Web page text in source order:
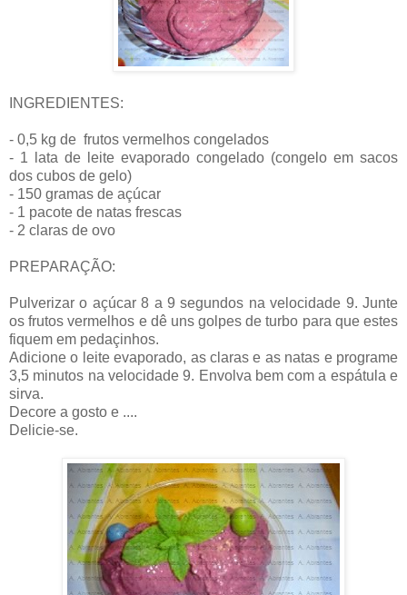
INGREDIENTES:
- 0,5 kg de frutos vermelhos congelados
- 1 lata de leite evaporado congelado (congelo em sacos
dos cubos de gelo)
- 150 gramas de açúcar
- 1 pacote de natas frescas
- 2 claras de ovo
PREPARAÇÃO:
Pulverizar o açúcar 8 a 9 segundos na velocidade 9. Junte
os frutos vermelhos e dê uns golpes de turbo para que estes
fiquem em pedaçinhos.
Adicione o leite evaporado, as claras e as natas e programe
3,5 minutos na velocidade 9. Envolva bem com a espátula e
sirva.
Decore a gosto e ....
Delicie-se.